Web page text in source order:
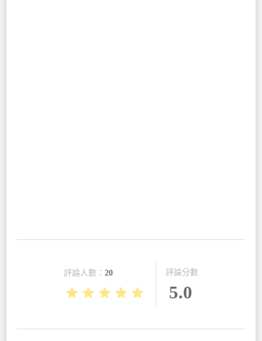
評論人數： 20 評論分數
5.0